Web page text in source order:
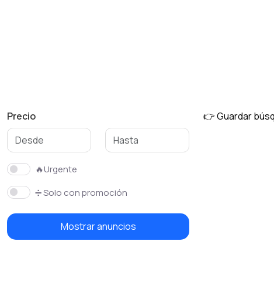
Precio
🔥Urgente
➗ Solo con promoción
Mostrar anuncios
👉 Guardar